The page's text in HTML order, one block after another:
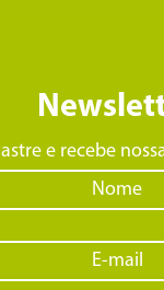
e recebe